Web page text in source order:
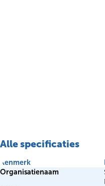
Alle specificaties
Kenmerk
Organisatienaam